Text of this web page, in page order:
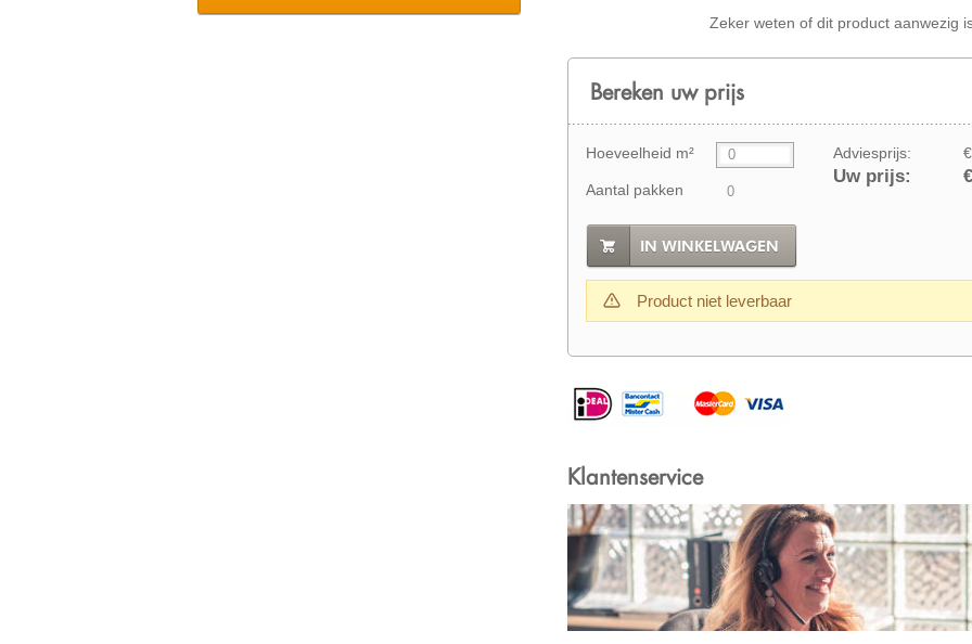
Zeker weten of dit product aanwezig
Bereken uw prijs
Hoeveelheid m²
Aantal pakken
Adviesprijs:
Uw prijs:
IN WINKELWAGEN
Product niet leverbaar
Klantenservice